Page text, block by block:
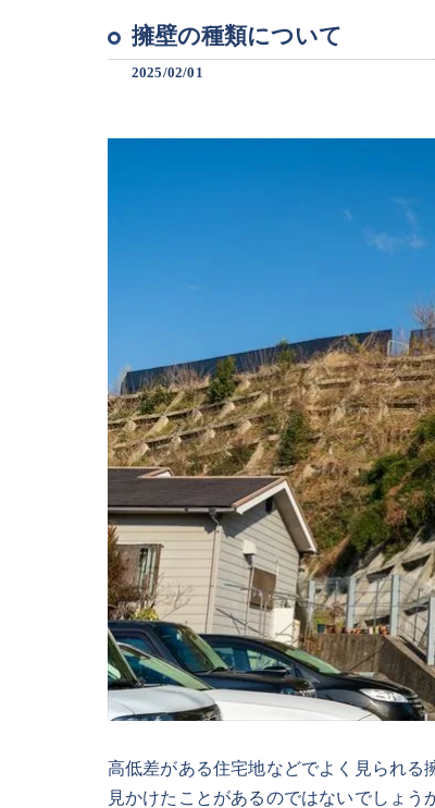
擁壁の種類について
2025/02/01
高低差がある住宅地などでよく見られる
見かけたことがあるのではないでしょう